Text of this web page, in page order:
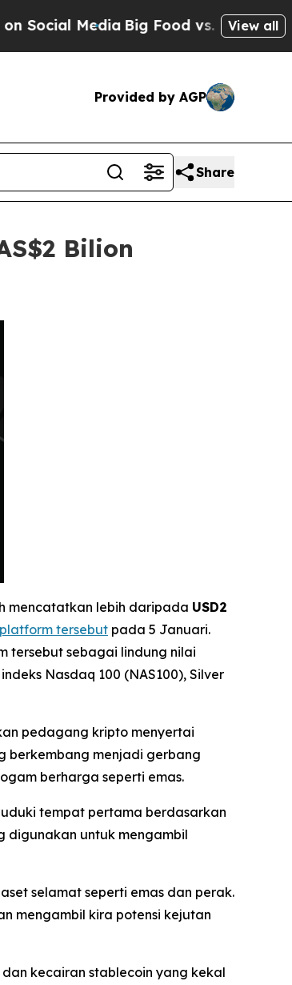
Big Food vs. The People. Big
View all
Provided by AGP
Share
Bilion
mencatatkan lebih daripada USD2
tersebut pada 5 Januari.
tersebut sebagai lindung nilai
Nasdaq 100 (NAS100), Silver
pedagang kripto menyertai
berkembang menjadi gerbang
berharga seperti emas.
tempat pertama berdasarkan
digunakan untuk mengambil
selamat seperti emas dan perak.
mengambil kira potensi kejutan
kecairan stablecoin yang kekal